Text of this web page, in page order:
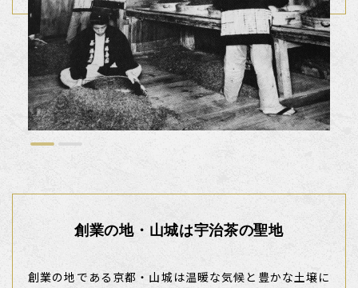
創業の地・山城は宇治茶の聖地
創業の地である京都・山城は温暖な気候と豊かな土壌に